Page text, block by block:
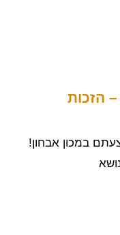
הזכות
במכון אבחון!